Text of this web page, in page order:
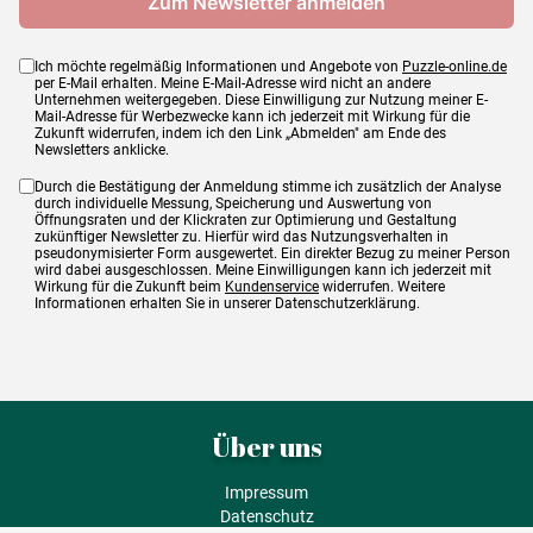
Ich möchte regelmäßig Informationen und Angebote von Puzzle-online.de
per E-Mail erhalten. Meine E-Mail-Adresse wird nicht an andere
Unternehmen weitergegeben. Diese Einwilligung zur Nutzung meiner E-
Mail-Adresse für Werbezwecke kann ich jederzeit mit Wirkung für die
Zukunft widerrufen, indem ich den Link „Abmelden" am Ende des
Newsletters anklicke.
Durch die Bestätigung der Anmeldung stimme ich zusätzlich der Analyse
durch individuelle Messung, Speicherung und Auswertung von
Öffnungsraten und der Klickraten zur Optimierung und Gestaltung
zukünftiger Newsletter zu. Hierfür wird das Nutzungsverhalten in
pseudonymisierter Form ausgewertet. Ein direkter Bezug zu meiner Person
wird dabei ausgeschlossen. Meine Einwilligungen kann ich jederzeit mit
Wirkung für die Zukunft beim Kundenservice widerrufen. Weitere
Informationen erhalten Sie in unserer Datenschutzerklärung.
Über uns
Impressum
Datenschutz